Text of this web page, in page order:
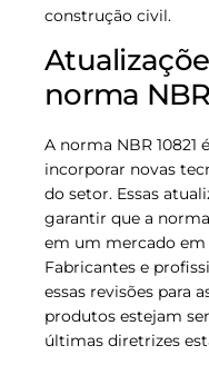
construção civil.
norma NBR
A norma NBR 10821
incorporar novas
do setor. Essas
garantir que a
em um mercado em
Fabricantes e
essas revisões para
produtos estejam
últimas diretrizes